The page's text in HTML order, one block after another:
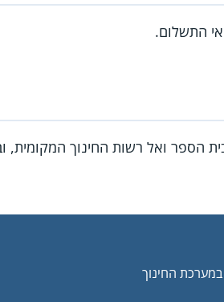
התשלום.
הספר ואל רשות החינוך המקומית,
החינוך